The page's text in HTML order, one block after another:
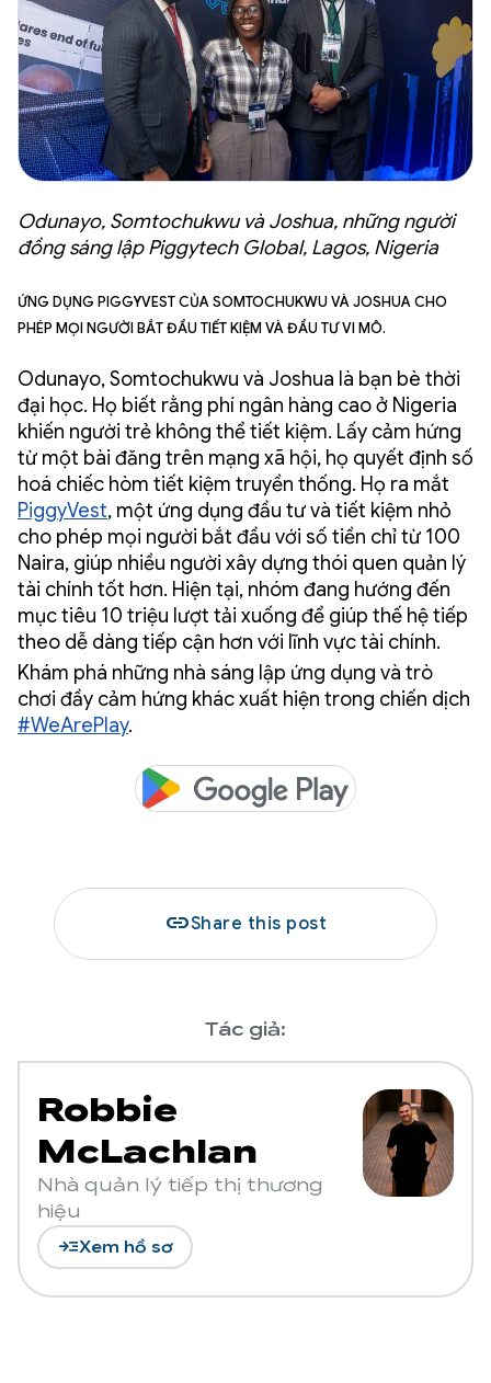
Odunayo, Somtochukwu và Joshua, những người
đồng sáng lập Piggytech Global, Lagos, Nigeria
Ứng dụng PiggyVest của Somtochukwu và Joshua cho
phép mọi người bắt đầu tiết kiệm và đầu tư vi mô.
Odunayo, Somtochukwu và Joshua là bạn bè thời
đại học. Họ biết rằng phí ngân hàng cao ở Nigeria
khiến người trẻ không thể tiết kiệm. Lấy cảm hứng
từ một bài đăng trên mạng xã hội, họ quyết định số
hoá chiếc hòm tiết kiệm truyền thống. Họ ra mắt
PiggyVest, một ứng dụng đầu tư và tiết kiệm nhỏ
cho phép mọi người bắt đầu với số tiền chỉ từ 100
Naira, giúp nhiều người xây dựng thói quen quản lý
tài chính tốt hơn. Hiện tại, nhóm đang hướng đến
mục tiêu 10 triệu lượt tải xuống để giúp thế hệ tiếp
theo dễ dàng tiếp cận hơn với lĩnh vực tài chính.
Khám phá những nhà sáng lập ứng dụng và trò
chơi đầy cảm hứng khác xuất hiện trong chiến dịch
#WeArePlay.
linkShare this post
Tác giả:
Robbie
McLachlan
Nhà quản lý tiếp thị thương
hiệu
read_moreXem hồ sơ